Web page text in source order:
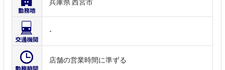
兵庫県 西宮市
-
店舗の営業時間に準ずる